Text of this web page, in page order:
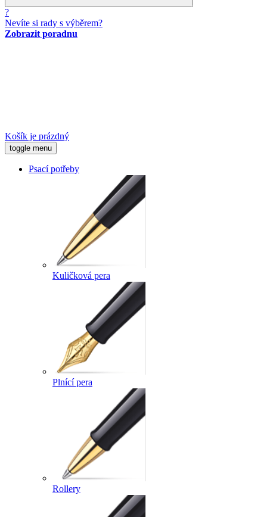
?
Nevíte si rady s výběrem?
Zobrazit poradnu
Košík je prázdný
toggle menu
Psací potřeby
Kuličková pera
Plnící pera
Rollery